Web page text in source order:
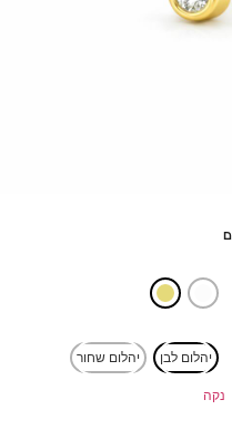
יהלום לבן יהלום שחור
נקה